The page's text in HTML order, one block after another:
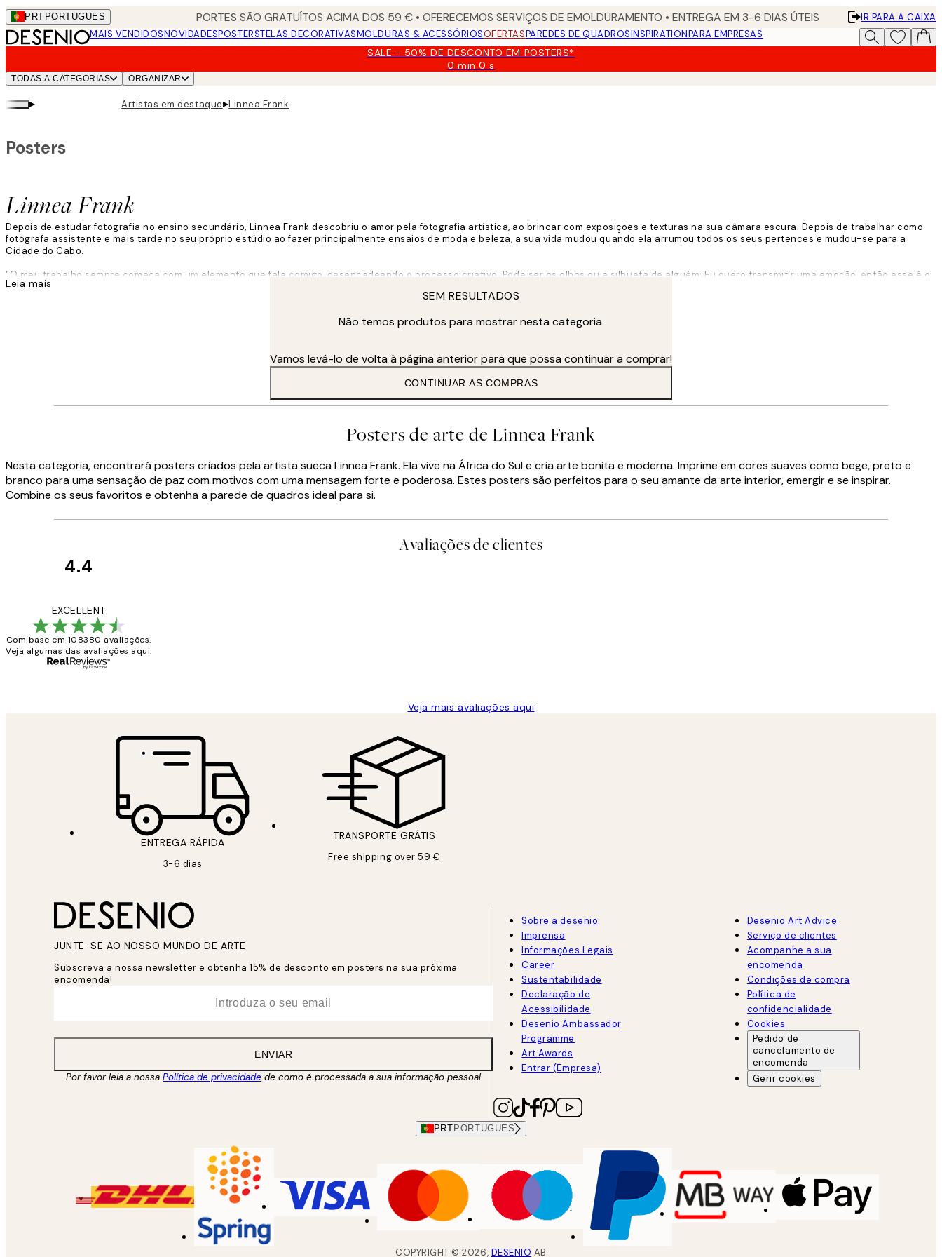
Skip
to
main
PRT PORTUGUES PORTES SÃO GRATUÍTOS ACIMA DOS 59 € • OFERECEMOS SERVIÇOS DE EMOLDURAMENTO • ENTREGA EM 3-6 DIAS ÚTEIS
IR PARA A CAIXA
MAIS VENDIDOSNOVIDADESPOSTERSTELAS DECORATIVASMOLDURAS & ACESSÓRIOSOFERTASPAREDES DE QUADROSINSPIRATIONPARA EMPRESAS
SALE - 50% DE DESCONTO EM POSTERS*
0 min0 s
Válido
TODAS A CATEGORIAS ORGANIZAR
▸ Artistas em destaque▸Linnea Frank
Linnea Frank
Posters
Depois de estudar fotografia no ensino secundário, Linnea Frank descobriu o amor pela fotografia artística, ao brincar com exposições e texturas na sua câmara escura. Depois de trabalhar como
fotógrafa assistente e mais tarde no seu próprio estúdio ao fazer principalmente ensaios de moda e beleza, a sua vida mudou quando ela arrumou todos os seus pertences e mudou-se para a
Cidade do Cabo.
"O meu trabalho sempre começa com um elemento que fala comigo, desencadeando o processo criativo. Pode ser os olhos ou a silhueta de alguém. Eu quero transmitir uma emoção, então esse é o
meu ponto de partida", diz ela.
Leia mais
SEM RESULTADOS
Não temos produtos para mostrar nesta categoria.
Vamos levá-lo de volta à página anterior para que possa continuar a comprar!
CONTINUAR AS COMPRAS
Posters de arte de Linnea Frank
Nesta categoria, encontrará posters criados pela artista sueca Linnea Frank. Ela vive na África do Sul e cria arte bonita e moderna. Imprime em cores suaves como bege, preto e
branco para uma sensação de paz com motivos com uma mensagem forte e poderosa. Estes posters são perfeitos para o seu amante da arte interior, emergir e se inspirar.
Combine os seus favoritos e obtenha a parede de quadros ideal para si.
Avaliações de clientes
4.4
EXCELLENT
Com base em 108380 avaliações.
Veja algumas das avaliações aqui.
Veja mais avaliações aqui
ENTREGA RÁPIDA
3-6 dias
TRANSPORTE GRÁTIS
Free shipping over 59 €
JUNTE-SE AO NOSSO MUNDO DE ARTE
Subscreva a nossa newsletter e obtenha 15% de desconto em posters na sua próxima
encomenda!
ENVIAR
Por favor leia a nossaPolítica de privacidade de como é processada a sua informação pessoal
Sobre a desenio
Imprensa
Informações Legais
Career
Sustentabilidade
Declaração de
Acessibilidade
Desenio Ambassador
Programme
Art Awards
Entrar (Empresa)
Desenio Art Advice
Serviço de clientes
Acompanhe a sua
encomenda
Condições de compra
Política de
confidencialidade
Cookies
Pedido de
cancelamento de
encomenda
Gerir cookies
PRT PORTUGUES
COPYRIGHT ©2026, DESENIO AB